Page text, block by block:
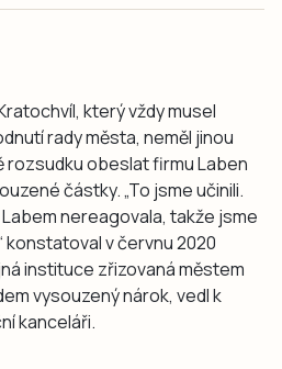
který vždy musel
rady města, neměl jinou
rozsudku obeslat firmu Laben
částky. „To jsme učinili.
nereagovala, takže jsme
konstatoval v červnu 2020
instituce zřizovaná městem
vysouzený nárok, vedl k
kanceláři.